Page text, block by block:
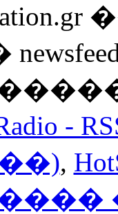
Radio
,